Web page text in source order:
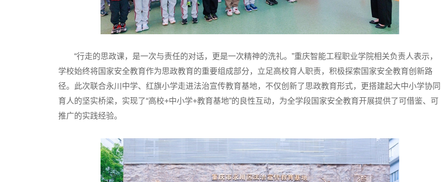
“行走的思政课，是一次与责任的对话，更是一次精神的洗礼。”重庆智能工程职业学院相关负责人表示，
学校始终将国家安全教育作为思政教育的重要组成部分，立足高校育人职责，积极探索国家安全教育创新路
径。此次联合永川中学、红旗小学走进法治宣传教育基地，不仅创新了思政教育形式，更搭建起大中小学协同
育人的坚实桥梁，实现了“高校+中小学+教育基地”的良性互动，为全学段国家安全教育开展提供了可借鉴、可
推广的实践经验。